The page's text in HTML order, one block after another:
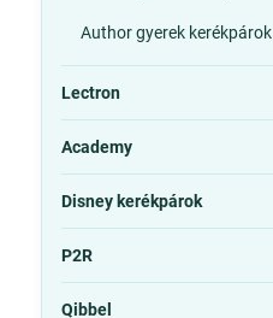
Author gyerek kerékpárok
Lectron
Academy
Disney kerékpárok
P2R
Qibbel